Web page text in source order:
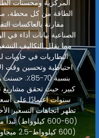
المركزية ومحسنات
مقارنة بالعاكسات
الصناعية بيانات أداء في
البطاريات في حاويات
احتياطية وتحسين وقت
بنسبة 70-
سنوات اعتمادًا على
تظهر اتجاهات التسعير